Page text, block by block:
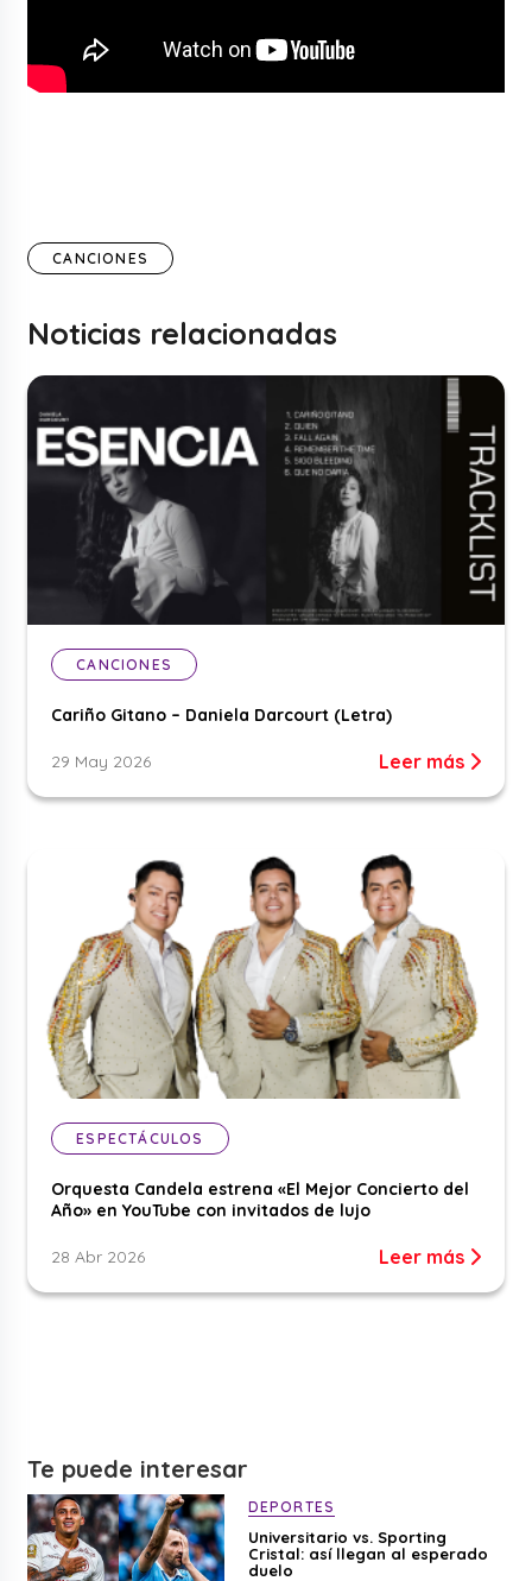
CANCIONES
Noticias relacionadas
CANCIONES
Cariño Gitano – Daniela Darcourt (Letra)
29 May 2026 Leer más
ESPECTÁCULOS
Orquesta Candela estrena «El Mejor Concierto del
Año» en YouTube con invitados de lujo
28 Abr 2026 Leer más
Te puede interesar
DEPORTES
Universitario vs. Sporting
Cristal: así llegan al esperado
duelo